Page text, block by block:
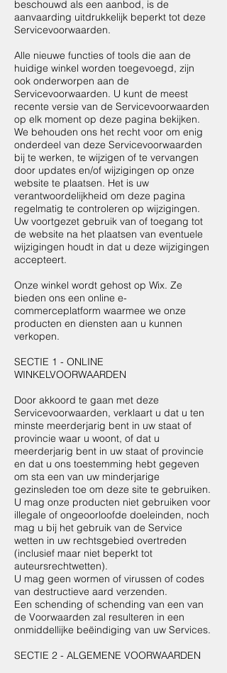
beschouwd als een aanbod, is de
aanvaarding uitdrukkelijk beperkt tot deze
Servicevoorwaarden.
Alle nieuwe functies of tools die aan de
huidige winkel worden toegevoegd, zijn
ook onderworpen aan de
Servicevoorwaarden. U kunt de meest
recente versie van de Servicevoorwaarden
op elk moment op deze pagina bekijken.
We behouden ons het recht voor om enig
onderdeel van deze Servicevoorwaarden
bij te werken, te wijzigen of te vervangen
door updates en/of wijzigingen op onze
website te plaatsen. Het is uw
verantwoordelijkheid om deze pagina
regelmatig te controleren op wijzigingen.
Uw voortgezet gebruik van of toegang tot
de website na het plaatsen van eventuele
wijzigingen houdt in dat u deze wijzigingen
accepteert.
Onze winkel wordt gehost op Wix. Ze
bieden ons een online e-
commerceplatform waarmee we onze
producten en diensten aan u kunnen
verkopen.
SECTIE 1 - ONLINE
WINKELVOORWAARDEN
Door akkoord te gaan met deze
Servicevoorwaarden, verklaart u dat u ten
minste meerderjarig bent in uw staat of
provincie waar u woont, of dat u
meerderjarig bent in uw staat of provincie
en dat u ons toestemming hebt gegeven
om sta een van uw minderjarige
gezinsleden toe om deze site te gebruiken.
U mag onze producten niet gebruiken voor
illegale of ongeoorloofde doeleinden, noch
mag u bij het gebruik van de Service
wetten in uw rechtsgebied overtreden
(inclusief maar niet beperkt tot
auteursrechtwetten).
U mag geen wormen of virussen of codes
van destructieve aard verzenden.
Een schending of schending van een van
de Voorwaarden zal resulteren in een
onmiddellijke beëindiging van uw Services.
SECTIE 2 - ALGEMENE VOORWAARDEN